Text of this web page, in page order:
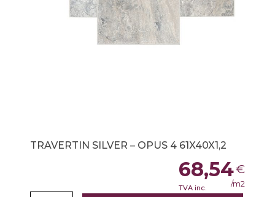
TRAVERTIN SILVER – OPUS 4 61X40X1,2
68,54€
TVA inc. /m2